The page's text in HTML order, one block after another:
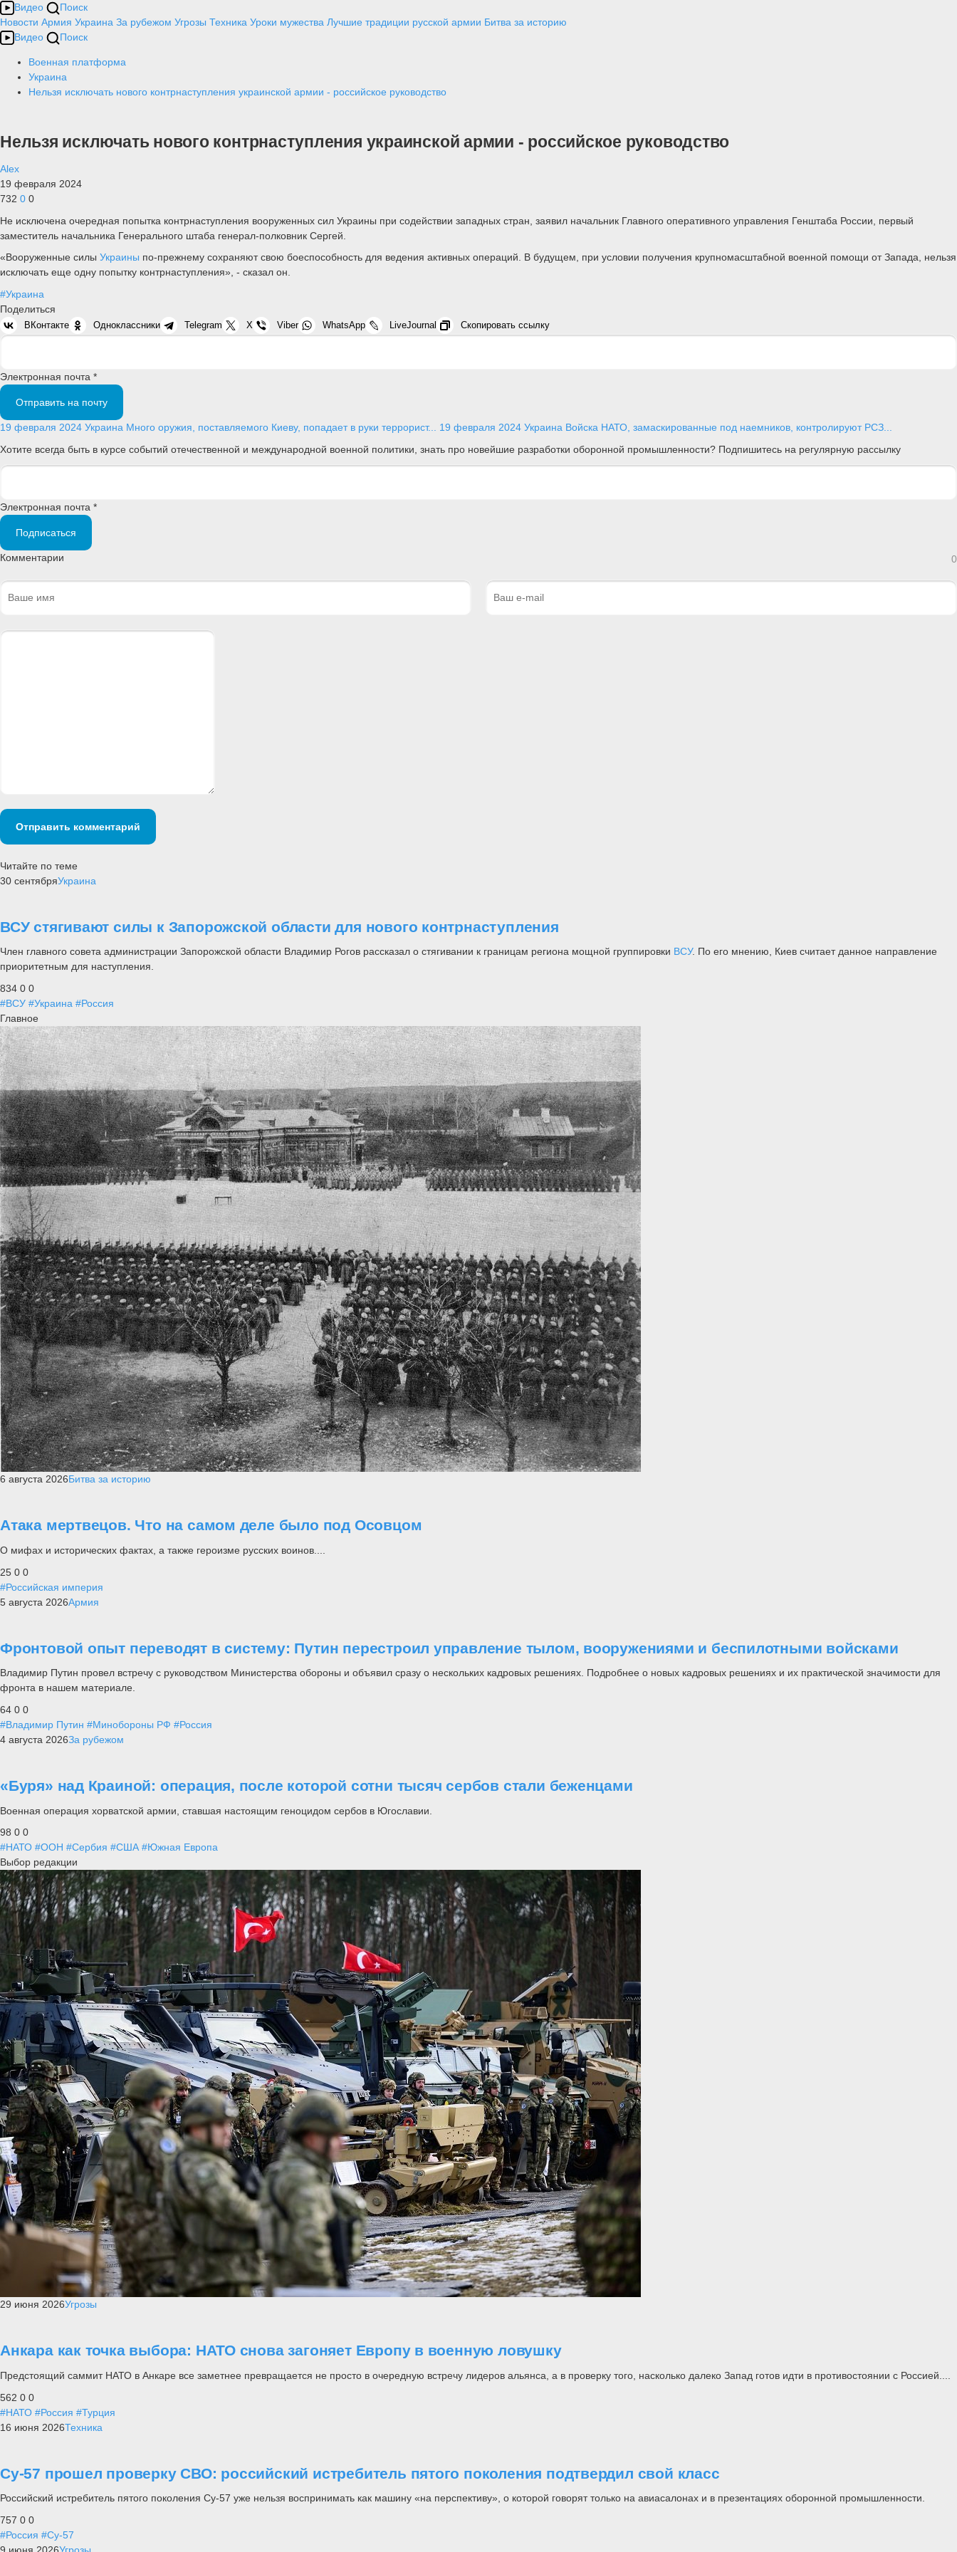
Видео
Поиск
Новости Армия Украина За рубежом Угрозы Техника Уроки мужества Лучшие традиции русской армии Битва за историю
Видео
Поиск
Военная платформа
Украина
Нельзя исключать нового контрнаступления украинской армии - российское руководство
Нельзя исключать нового контрнаступления украинской армии - российское руководство
Alex
19 февраля 2024
732 0 0
Не исключена очередная попытка контрнаступления вооруженных сил Украины при содействии западных стран, заявил начальник Главного оперативного управления Генштаба России, первый
заместитель начальника Генерального штаба генерал-полковник Сергей.
«Вооруженные силы Украины по-прежнему сохраняют свою боеспособность для ведения активных операций. В будущем, при условии получения крупномасштабной военной помощи от Запада, нельзя
исключать еще одну попытку контрнаступления», - сказал он.
#Украина
Поделиться
ВКонтакте Одноклассники Telegram X Viber WhatsApp LiveJournal Скопировать ссылку
Электронная почта *
Отправить на почту
19 февраля 2024 Украина Много оружия, поставляемого Киеву, попадает в руки террорист... 19 февраля 2024 Украина Войска НАТО, замаскированные под наемников, контролируют РСЗ...
Хотите всегда быть в курсе событий отечественной и международной военной политики, знать про новейшие разработки оборонной промышленности? Подпишитесь на регулярную рассылку
Электронная почта *
Подписаться
Комментарии 0
Отправить комментарий
Читайте по теме
30 сентябряУкраина
ВСУ стягивают силы к Запорожской области для нового контрнаступления
Член главного совета администрации Запорожской области Владимир Рогов рассказал о стягивании к границам региона мощной группировки ВСУ. По его мнению, Киев считает данное направление
приоритетным для наступления.
834 0 0
#ВСУ #Украина #Россия
Главное
6 августа 2026Битва за историю
Атака мертвецов. Что на самом деле было под Осовцом
О мифах и исторических фактах, а также героизме русских воинов....
25 0 0
#Российская империя
5 августа 2026Армия
Фронтовой опыт переводят в систему: Путин перестроил управление тылом, вооружениями и беспилотными войсками
Владимир Путин провел встречу с руководством Министерства обороны и объявил сразу о нескольких кадровых решениях. Подробнее о новых кадровых решениях и их практической значимости для
фронта в нашем материале.
64 0 0
#Владимир Путин #Минобороны РФ #Россия
4 августа 2026За рубежом
«Буря» над Краиной: операция, после которой сотни тысяч сербов стали беженцами
Военная операция хорватской армии, ставшая настоящим геноцидом сербов в Югославии.
98 0 0
#НАТО #ООН #Сербия #США #Южная Европа
Выбор редакции
29 июня 2026Угрозы
Анкара как точка выбора: НАТО снова загоняет Европу в военную ловушку
Предстоящий саммит НАТО в Анкаре все заметнее превращается не просто в очередную встречу лидеров альянса, а в проверку того, насколько далеко Запад готов идти в противостоянии с Россией....
562 0 0
#НАТО #Россия #Турция
16 июня 2026Техника
Су-57 прошел проверку СВО: российский истребитель пятого поколения подтвердил свой класс
Российский истребитель пятого поколения Су-57 уже нельзя воспринимать как машину «на перспективу», о которой говорят только на авиасалонах и в презентациях оборонной промышленности.
757 0 0
#Россия #Су-57